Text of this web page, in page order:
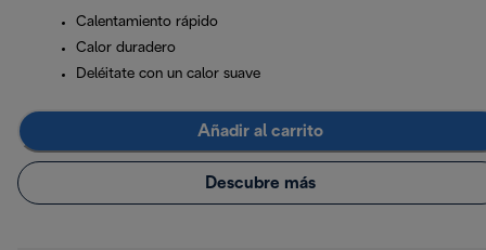
Calentamiento rápido
Calor duradero
Deléitate con un calor suave
Añadir al carrito
Descubre más